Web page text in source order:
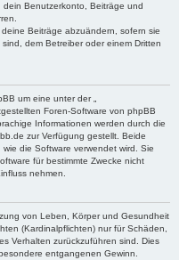
Benutzerkonto, Beiträge und
Beiträge abzuändern, sofern sie
dem Betreiber oder einem Dritten
um eine unter der „
Foren-Software von phpBB
Informationen werden durch die
zur Verfügung gestellt. Beide
die Software verwendet wird. Sie
für bestimmte Zwecke nicht
nehmen.
von Leben, Körper und Gesundheit
(Kardinalpflichten) nur für Schäden,
Verhalten zurückzuführen sind. Dies
entgangenen Gewinn.